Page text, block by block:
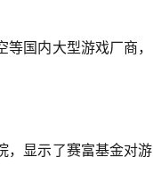
国内大型游戏厂商，
，显示了赛富基金对游